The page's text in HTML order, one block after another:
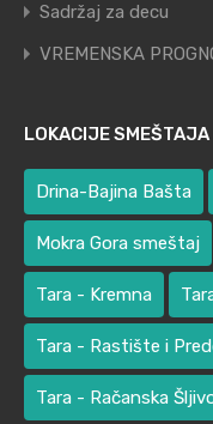
Sadržaj za decu
VREMENSKA
LOKACIJE SMEŠTAJA
Drina-Bajina Bašta
Mokra Gora smeštaj
Tara - Kremna
Tara - Rastište i
Tara - Račanska